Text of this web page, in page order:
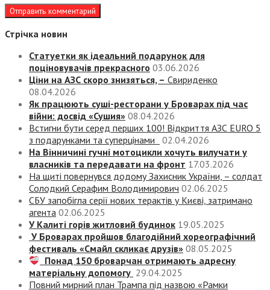
Стрічка новин
Статуетки як ідеальний подарунок для
поціновувачів прекрасного 03.06.2026
Ціни на АЗС скоро знизяться, – Свириденко
08.04.2026
Як працюють суші-ресторани у Броварах під час
війни: досвід «Сушия» 08.04.2026
Встигни бути серед перших 100! Відкриття АЗС EURO 5
з подарунками та суперцінами
02.04.2026
На Вінничині гучні мотоцикли хочуть вилучати у
власників та передавати на фронт 17.03.2026
На щиті повернувся додому Захисник України, – солдат
Солодкий Серафим Володимирович 02.06.2025
СБУ запобігла серії нових терактів у Києві, затримано
агента 02.06.2025
У Калиті горів житловий будинок 19.05.2025
У Броварах пройшов благодійний хореографічний
фестиваль «Смайл скликає друзів» 08.05.2025
Понад 150 броварчан отримають адресну
матеріальну допомогу 29.04.2025
Повний мирний план Трампа під назвою «‎Рамки